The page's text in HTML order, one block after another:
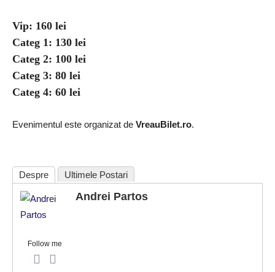
Vip: 160 lei
Categ 1: 130 lei
Categ 2: 100 lei
Categ 3: 80 lei
Categ 4: 60 lei
Evenimentul este organizat de VreauBilet.ro.
Despre Ultimele Postari
Follow me
Andrei Partos